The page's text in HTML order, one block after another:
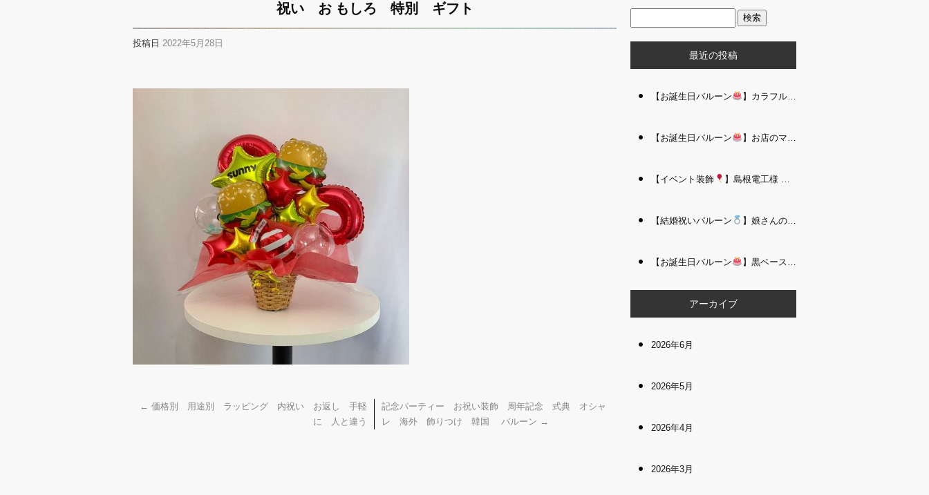
祝い お もしろ 特別 ギフト
投稿日 2022年5月28日
← 価格別 用途別 ラッピング 内祝い お返し 手軽
に 人と違う
記念パーティー お祝い装飾 周年記念 式典 オシャ
レ 海外 飾りつけ 韓国 バルーン →
最近の投稿
【お誕生日バルーン 】カラフルで存在感たっぷりのバルーンタワー｜松江 i Balloo n
【お誕生日バルーン 】お店のママさんへの華やかなお祝いに｜シャンパン付き豪 華バルーンアレンジメント｜松江 i Balloon
【イベント装飾 】島根電工様 お客様感謝祭｜入口アーチ＆キッズコーナー装飾 を担当しました｜松江 i Balloon
【結婚祝いバルーン 】娘さんのご結婚祝いに｜ウェディングベアとフラワーイン バルーンが華やかなバルーンアレンジメント｜松江 i Balloon
【お誕生日バルーン 】黒ベース×ヒョウ柄がおしゃれ
アーカイブ
2026年6月
2026年5月
2026年4月
2026年3月